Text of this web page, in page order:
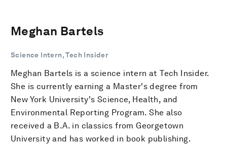
Meghan Bartels
Science Intern, Tech Insider
Meghan Bartels is a science intern at Tech Insider.
She is currently earning a Master's degree from
New York University's Science, Health, and
Environmental Reporting Program. She also
received a B.A. in classics from Georgetown
University and has worked in book publishing.